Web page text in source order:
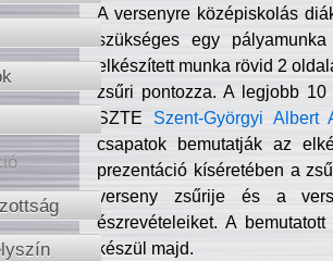
A versenyre középiskolás
szükséges egy
elkészített munka rövid 2
zsűri pontozza. A legjobb
SZTE Szent-Györgyi Albert
csapatok bemutatják az
prezentáció kíséretében a
verseny zsűrije és a
észrevételeiket. A
készül majd.